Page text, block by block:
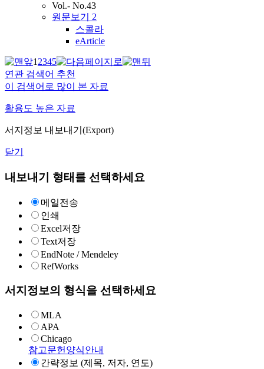
Vol.- No.43
원문보기 2
스콜라
eArticle
12345
연관 검색어 추천
이 검색어로 많이 본 자료
활용도 높은 자료
서지정보 내보내기(Export)
닫기
내보내기 형태를 선택하세요
메일전송
인쇄
Excel저장
Text저장
EndNote / Mendeley
RefWorks
서지정보의 형식을 선택하세요
MLA
APA
Chicago
참고문헌양식안내
간략정보 (제목, 저자, 연도)